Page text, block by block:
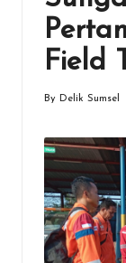
Field
By Delik Sumsel